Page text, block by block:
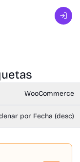
WooCommerce
por Fecha (desc)